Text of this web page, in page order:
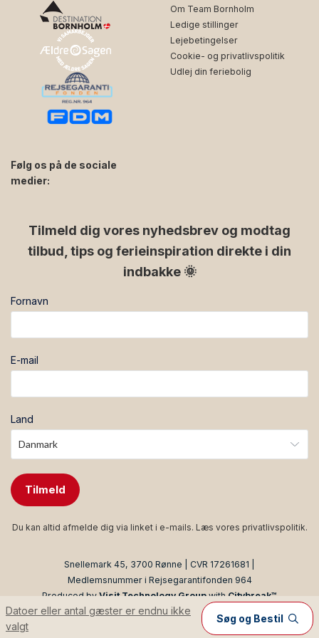
Datoer eller antal gæster er endnu ikke
valgt
Søg og Bestil
Følg os på de sociale
medier:
Om Team Bornholm
Ledige stillinger
Lejebetingelser
Cookie- og privatlivspolitik
Udlej din feriebolig
Tilmeld dig vores nyhedsbrev og modtag
tilbud, tips og ferieinspiration direkte i din
indbakke 🌞
Fornavn
E-mail
Land
Tilmeld
Du kan altid afmelde dig via linket i e-mails. Læs vores privatlivspolitik.
Snellemark 45, 3700 Rønne | CVR 17261681 |
Medlemsnummer i Rejsegarantifonden 964
Produced by Visit Technology Group with Citybreak™
Information & Reservation System